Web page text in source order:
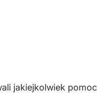
jakiejkolwiek